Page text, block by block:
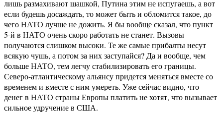
лишь размахивают шашкой, Путина этим не испугаешь, а вот
если будешь досаждать, то может быть и обломится такое, до
чего НАТО лучше не дожить. Я бы вообще сказал, что пункт
5-й в НАТО очень скоро работать не станет. Вызовы
получаются слишком высоки. Те же самые прибалты несут
всякую чушь, а потом за них заступайся? Да и вообще, чем
больше НАТО, тем легчу стабилизировать его границы.
Северо-атлантическому альянсу придется меняться вместе со
временем и вместе с ним умереть. Уже сейчас видно, что
денег в НАТО страны Европы платить не хотят, что вызывает
сильное удручение в США.